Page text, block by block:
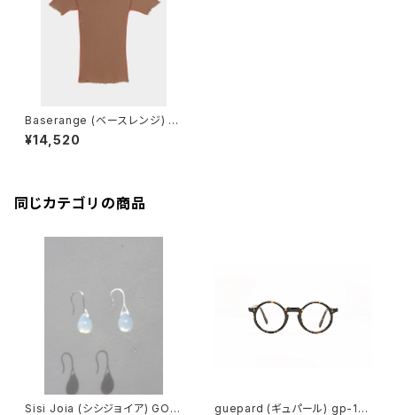
Baserange (ベースレンジ) V
EIN TEE SHIRT (ALAMILLO
BROWN/RED)
¥14,520
同じカテゴリの商品
Sisi Joia (シシジョイア) GOT guepard (ギュパール) gp-11